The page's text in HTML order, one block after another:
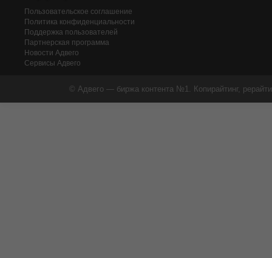
Пользовательское соглашение
Политика конфиденциальности
Поддержка пользователей
Партнерская программа
Новости Адвего
Сервисы Адвего
© Адвего — биржа контента №1. Копирайтинг,